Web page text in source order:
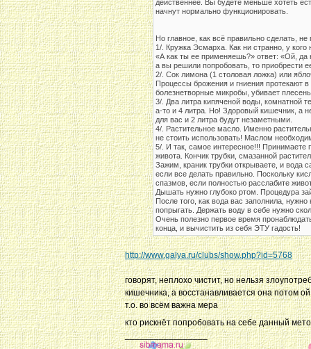
действеннее. Вы будете меньше хотеть
начнут нормально функционировать.
Но главное, как всё правильно сделать,
1/. Кружка Эсмарха. Как ни странно, у
«А как ты ее применяешь?» ответ: «Ой, да
а вы решили попробовать, то приобрести
2/. Сок лимона (1 столовая ложка) или
Процессы брожения и гниения протекают
болезнетворные микробы, убивает
3/. Два литра кипяченой воды, комнатной
а-то и 4 литра. Но! Здоровый кишечник, а
для вас и 2 литра будут незаметными.
4/. Растительное масло. Именно
не стоить использовать! Маслом
5/. И так, самое интересное!!! Принимаете
живота. Кончик трубки, смазанной
Зажим, краник трубки открываете, и вода
если все делать правильно. Поскольку
спазмов, если полностью расслабите
Дышать нужно глубоко ртом. Процедура
После того, как вода вас заполнила,
попрыгать. Держать воду в себе нужно
Очень полезно первое время
конца, и вычистить из себя ЭТУ гадость!
http://www.galya.ru/clubs/show.php?id=5768
говорят, неплохо чистит, но нельзя
кишечника, а восстанавливается она потом
т.о. во всём важна мера
кто рискнёт попробовать на себе данный
_________________